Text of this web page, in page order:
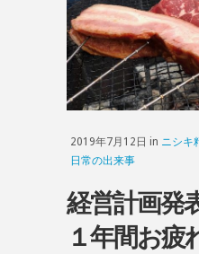
2019年7月12日 in ニシキ
日常の出来事
経営計画発
１年間お疲